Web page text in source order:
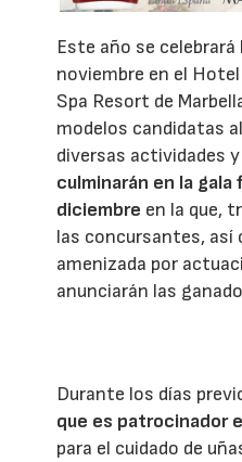
Este año se
noviembre en el
Spa Resort de
modelos candidatas
diversas actividades y
culminarán en la gala
diciembre en la que,
las concursantes, así
amenizada por
anunciarán las
Durante los días
que es patrocinador
para el cuidado de